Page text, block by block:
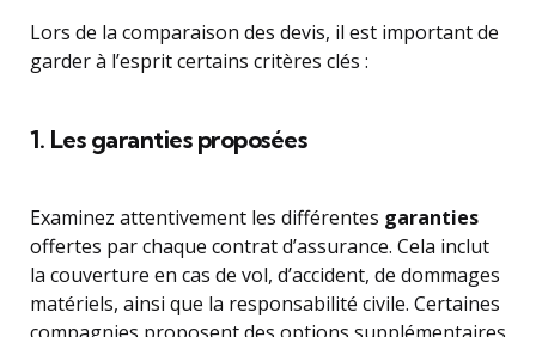
Lors de la comparaison des devis, il est important de
garder à l’esprit certains critères clés :
1. Les garanties proposées
Examinez attentivement les différentes garanties
offertes par chaque contrat d’assurance. Cela inclut
la couverture en cas de vol, d’accident, de dommages
matériels, ainsi que la responsabilité civile. Certaines